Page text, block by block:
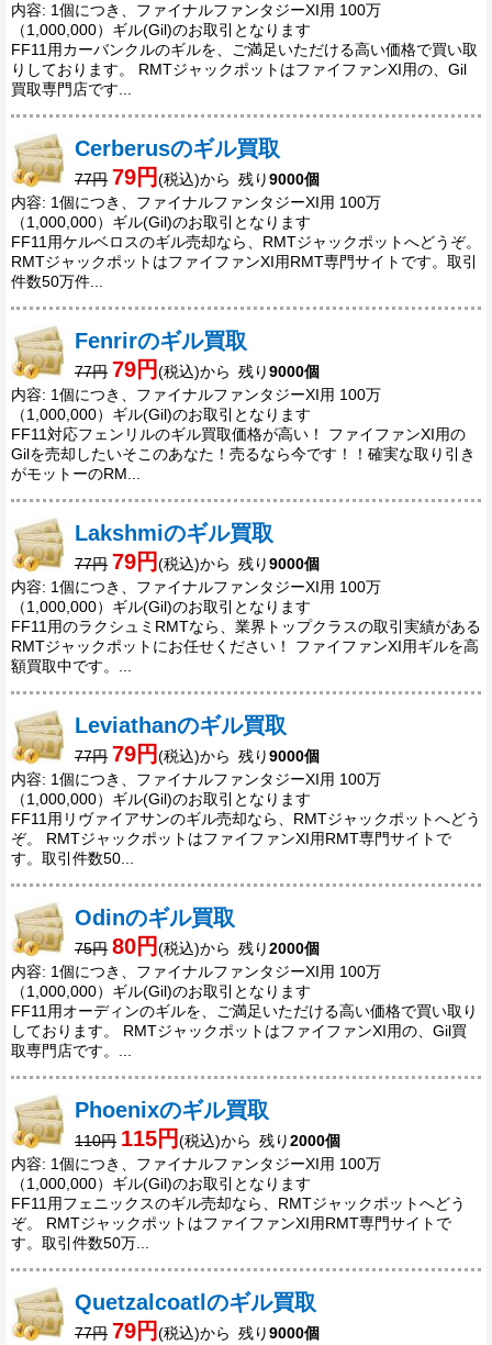
内容: 1個につき、ファイナルファンタジーXI用 100万
（1,000,000）ギル(Gil)のお取引となります
FF11用カーバンクルのギルを、ご満足いただける高い価格で買い取
りしております。 RMTジャックポットはファイファンXI用の、Gil
買取専門店です...
Cerberusのギル買取
77円 79円(税込)から 残り9000個
内容: 1個につき、ファイナルファンタジーXI用 100万
（1,000,000）ギル(Gil)のお取引となります
FF11用ケルベロスのギル売却なら、RMTジャックポットへどうぞ。
RMTジャックポットはファイファンXI用RMT専門サイトです。取引
件数50万件...
Fenrirのギル買取
77円 79円(税込)から 残り9000個
内容: 1個につき、ファイナルファンタジーXI用 100万
（1,000,000）ギル(Gil)のお取引となります
FF11対応フェンリルのギル買取価格が高い！ ファイファンXI用の
Gilを売却したいそこのあなた！売るなら今です！！確実な取り引き
がモットーのRM...
Lakshmiのギル買取
77円 79円(税込)から 残り9000個
内容: 1個につき、ファイナルファンタジーXI用 100万
（1,000,000）ギル(Gil)のお取引となります
FF11用のラクシュミRMTなら、業界トップクラスの取引実績がある
RMTジャックポットにお任せください！ ファイファンXI用ギルを高
額買取中です。...
Leviathanのギル買取
77円 79円(税込)から 残り9000個
内容: 1個につき、ファイナルファンタジーXI用 100万
（1,000,000）ギル(Gil)のお取引となります
FF11用リヴァイアサンのギル売却なら、RMTジャックポットへどう
ぞ。 RMTジャックポットはファイファンXI用RMT専門サイトで
す。取引件数50...
Odinのギル買取
75円 80円(税込)から 残り2000個
内容: 1個につき、ファイナルファンタジーXI用 100万
（1,000,000）ギル(Gil)のお取引となります
FF11用オーディンのギルを、ご満足いただける高い価格で買い取り
しております。 RMTジャックポットはファイファンXI用の、Gil買
取専門店です。...
Phoenixのギル買取
110円 115円(税込)から 残り2000個
内容: 1個につき、ファイナルファンタジーXI用 100万
（1,000,000）ギル(Gil)のお取引となります
FF11用フェニックスのギル売却なら、RMTジャックポットへどう
ぞ。 RMTジャックポットはファイファンXI用RMT専門サイトで
す。取引件数50万...
Quetzalcoatlのギル買取
77円 79円(税込)から 残り9000個